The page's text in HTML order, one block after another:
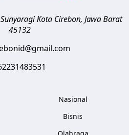
Kota Cirebon, Jawa Barat
45132
Nasional
Bisnis